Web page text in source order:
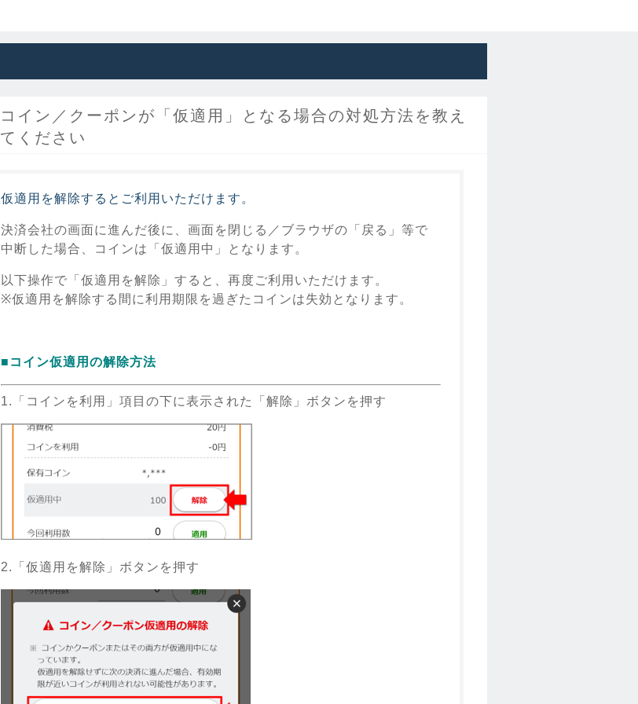
コイン／クーポンが「仮適用」となる場合の対処方法を教え
てください
仮適用を解除するとご利用いただけます。
決済会社の画面に進んだ後に、画面を閉じる／ブラウザの「戻る」等で
中断した場合、コインは「仮適用中」となります。
以下操作で「仮適用を解除」すると、再度ご利用いただけます。
※仮適用を解除する間に利用期限を過ぎたコインは失効となります。
■コイン仮適用の解除方法
1.「コインを利用」項目の下に表示された「解除」ボタンを押す
2.「仮適用を解除」ボタンを押す